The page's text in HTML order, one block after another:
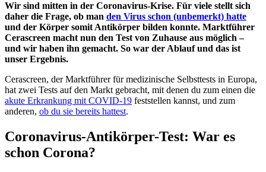
Wir sind mitten in der Coronavirus-Krise. Für viele stellt sich
daher die Frage, ob man den Virus schon (unbemerkt) hatte
und der Körper somit Antikörper bilden konnte. Marktführer
Cerascreen macht nun den Test von Zuhause aus möglich –
und wir haben ihn gemacht. So war der Ablauf und das ist
unser Ergebnis.
Cerascreen, der Marktführer für medizinische Selbsttests in Europa,
hat zwei Tests auf den Markt gebracht, mit denen du zum einen die
akute Erkrankung mit COVID-19 feststellen kannst, und zum
anderen, ob du sie bereits hattest.
Coronavirus-Antikörper-Test: War es
schon Corona?